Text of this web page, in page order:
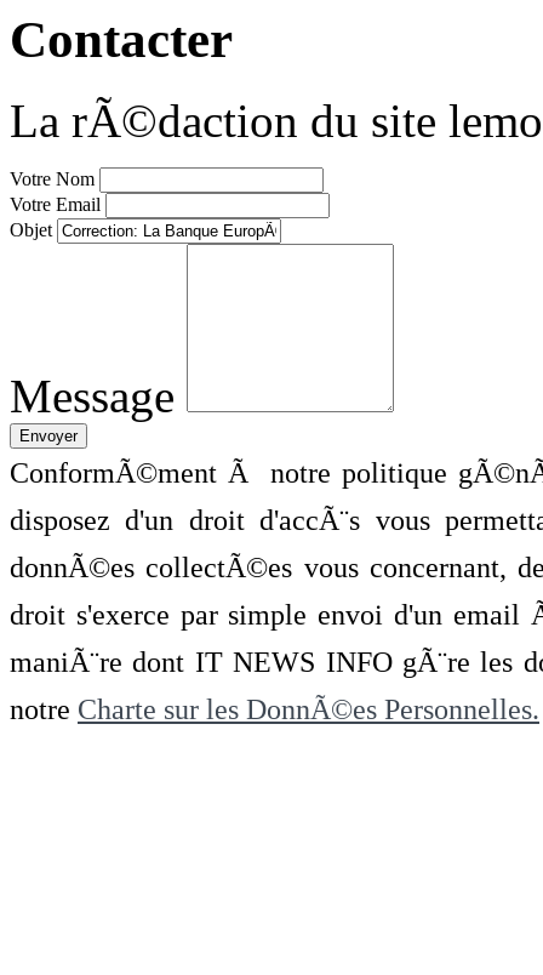
Contacter
La rÃ©daction du site
Votre Nom
Votre Email
Objet
Message
ConformÃ©ment Ã notre politique
disposez d'un droit d'accÃ¨s vous
donnÃ©es collectÃ©es vous concernant,
droit s'exerce par simple envoi d'un
maniÃ¨re dont IT NEWS INFO gÃ¨re les
notre Charte sur les DonnÃ©es Personnelles.